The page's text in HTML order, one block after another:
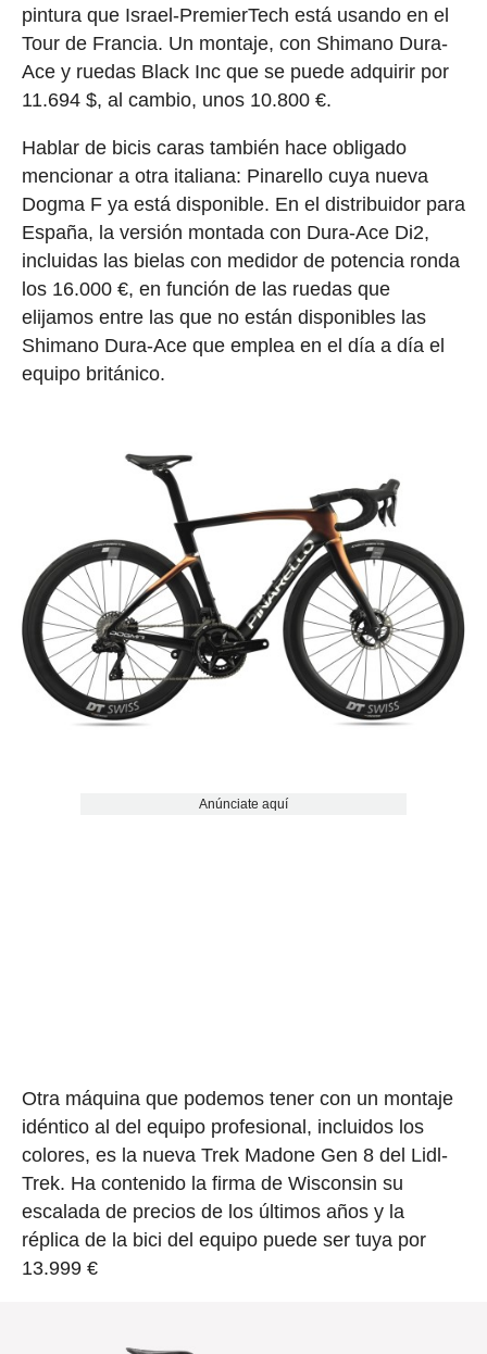
pintura que Israel-PremierTech está usando en el
Tour de Francia. Un montaje, con Shimano Dura-
Ace y ruedas Black Inc que se puede adquirir por
11.694 $, al cambio, unos 10.800 €.
Hablar de bicis caras también hace obligado
mencionar a otra italiana: Pinarello cuya nueva
Dogma F ya está disponible. En el distribuidor para
España, la versión montada con Dura-Ace Di2,
incluidas las bielas con medidor de potencia ronda
los 16.000 €, en función de las ruedas que
elijamos entre las que no están disponibles las
Shimano Dura-Ace que emplea en el día a día el
equipo británico.
Anúnciate aquí
Otra máquina que podemos tener con un montaje
idéntico al del equipo profesional, incluidos los
colores, es la nueva Trek Madone Gen 8 del Lidl-
Trek. Ha contenido la firma de Wisconsin su
escalada de precios de los últimos años y la
réplica de la bici del equipo puede ser tuya por
13.999 €